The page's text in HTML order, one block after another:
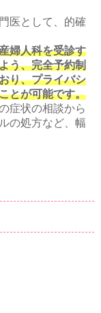
医として、的確
婦人科を受診す
う、完全予約制
り、プライバシ
とが可能です。
症状の相談から
の処方など、幅